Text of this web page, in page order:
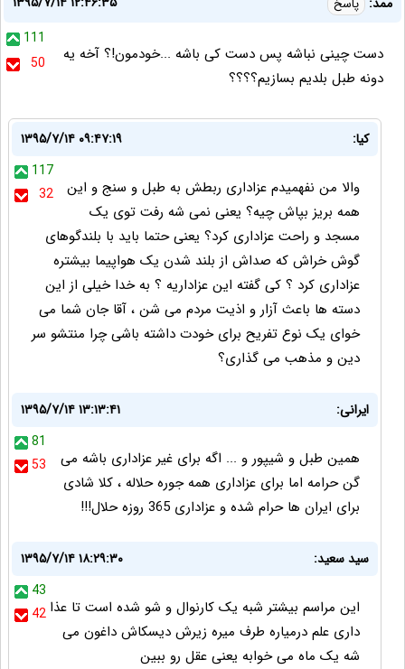
پاسخ
111
50
دست چینی نباشه پس دست کی باشه ...خودمون!؟ آخه یه
دونه طبل بلدیم بسازیم؟؟؟؟
کیا:
۱۳۹۵/۷/۱۴ ۰۹:۴۷:۱۹
117
32
والا من نفهمیدم عزاداری ربطش به طبل و سنج و این
همه بریز بپاش چیه؟ یعنی نمی شه رفت توی یک
مسجد و راحت عزاداری کرد؟ یعنی حتما باید با بلندگوهای
گوش خراش که صداش از بلند شدن یک هواپیما بیشتره
عزاداری کرد ؟ کی گفته این عزاداریه ؟ به خدا خیلی از این
دسته ها باعث آزار و اذیت مردم می شن ، آقا جان شما می
خوای یک نوع تفریح برای خودت داشته باشی چرا منتشو سر
دین و مذهب می گذاری؟
ایرانی:
۱۳۹۵/۷/۱۴ ۱۳:۱۳:۴۱
81
53
همین طبل و شیپور و ... اگه برای غیر عزاداری باشه می
گن حرامه اما برای عزاداری همه جوره حلاله ، کلا شادی
برای ایران ها حرام شده و عزاداری 365 روزه حلال!!!
سید سعید:
۱۳۹۵/۷/۱۴ ۱۸:۲۹:۳۰
43
42 این مراسم بیشتر شبه یک کارنوال و شو شده است تا عذا
داری علم درمیاره طرف میره زیرش دیسکاش داغون می
شه یک ماه می خوابه یعنی عقل رو ببین